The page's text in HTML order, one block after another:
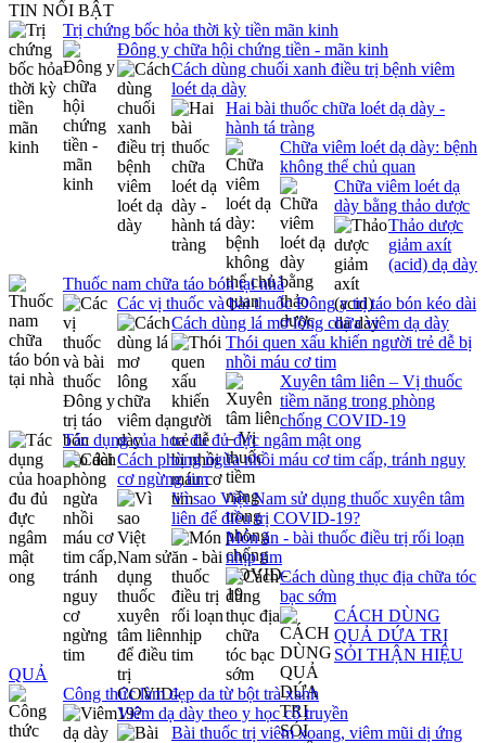
TIN NỔI BẬT
Trị chứng bốc hỏa thời kỳ tiền mãn kinh
Đông y chữa hội chứng tiền - mãn kinh
Cách dùng chuối xanh điều trị bệnh viêm
loét dạ dày
Hai bài thuốc chữa loét dạ dày -
hành tá tràng
Chữa viêm loét dạ dày: bệnh
không thể chủ quan
Chữa viêm loét dạ
dày bằng thảo dược
Thảo dược
giảm axít
(acid) dạ dày
Thuốc nam chữa táo bón tại nhà
Các vị thuốc và bài thuốc Đông y trị táo bón kéo dài
Cách dùng lá mơ lông chữa viêm dạ dày
Thói quen xấu khiến người trẻ dễ bị
nhồi máu cơ tim
Xuyên tâm liên – Vị thuốc
tiềm năng trong phòng
chống COVID-19
Tác dụng của hoa đu đủ đực ngâm mật ong
Cách phòng ngừa nhồi máu cơ tim cấp, tránh nguy
cơ ngừng tim
Vì sao Việt Nam sử dụng thuốc xuyên tâm
liên để điều trị COVID-19?
Món ăn - bài thuốc điều trị rối loạn
nhịp tim
Cách dùng thục địa chữa tóc
bạc sớm
CÁCH DÙNG
QUẢ DỨA TRỊ
SỎI THẬN HIỆU
QUẢ
Công thức làm đẹp da từ bột trà xanh
Viêm dạ dày theo y học cổ truyền
Bài thuốc trị viêm xoang, viêm mũi dị ứng